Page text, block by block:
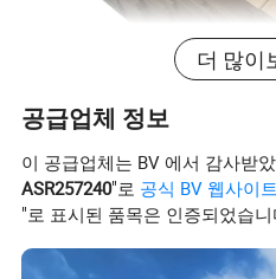
대나무 말 안정 널빤지
표면 처리: 탄산
크기: 930 * 140 * 30mm
930 * 140 * 40mm
1100 * 140 * 30mm
더 많이
공급업체 정보
이 공급업체는 BV 에서 감사받
ASR257240"로 공식 BV 웹사이트
"로 표시된 품목은 인증되었습니